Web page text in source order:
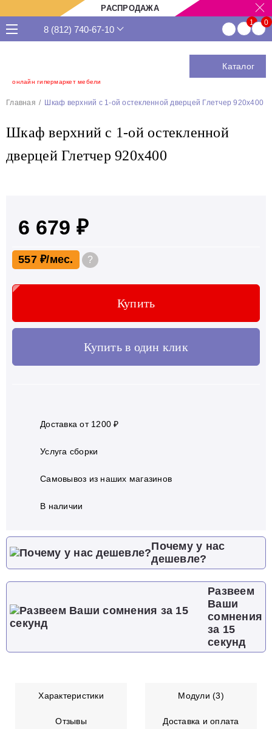
РАСПРОДАЖА
онлайн гипермаркет мебели
8 (812) 740-67-10
Каталог
Главная Шкаф верхний с 1-ой остекленной дверцей Глетчер 920х400
Шкаф верхний с 1-ой остекленной
дверцей Глетчер 920х400
6 679 ₽
557 ₽ ?
Купить
Купить в один клик
Доставка от 1200 ₽
Услуга сборки
Самовывоз из наших магазинов
В наличии
Почему у нас
дешевле?
Развеем
Ваши
сомнения
за 15
секунд
Характеристики Модули (3)
Отзывы Доставка и оплата